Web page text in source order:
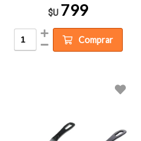
$U 799
Comprar